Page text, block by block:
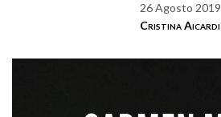
26 Agosto 2019
Cristina Aicardi